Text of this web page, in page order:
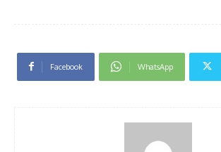
Facebook WhatsApp